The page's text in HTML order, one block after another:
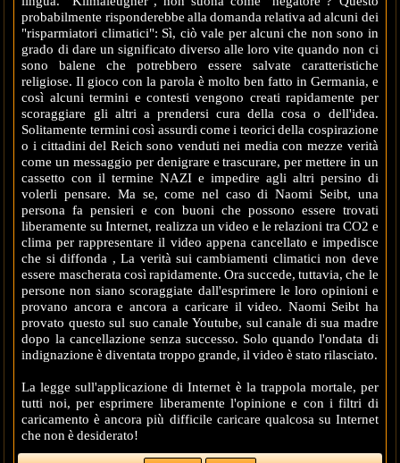
probabilmente risponderebbe alla domanda relativa ad alcuni dei
"risparmiatori climatici": Sì, ciò vale per alcuni che non sono in
grado di dare un significato diverso alle loro vite quando non ci
sono balene che potrebbero essere salvate caratteristiche
religiose. Il gioco con la parola è molto ben fatto in Germania, e
così alcuni termini e contesti vengono creati rapidamente per
scoraggiare gli altri a prendersi cura della cosa o dell'idea.
Solitamente termini così assurdi come i teorici della cospirazione
o i cittadini del Reich sono venduti nei media con mezze verità
come un messaggio per denigrare e trascurare, per mettere in un
cassetto con il termine NAZI e impedire agli altri persino di
volerli pensare. Ma se, come nel caso di Naomi Seibt, una
persona fa pensieri e con buoni che possono essere trovati
liberamente su Internet, realizza un video e le relazioni tra CO2 e
clima per rappresentare il video appena cancellato e impedisce
che si diffonda , La verità sui cambiamenti climatici non deve
essere mascherata così rapidamente. Ora succede, tuttavia, che le
persone non siano scoraggiate dall'esprimere le loro opinioni e
provano ancora e ancora a caricare il video. Naomi Seibt ha
provato questo sul suo canale Youtube, sul canale di sua madre
dopo la cancellazione senza successo. Solo quando l'ondata di
indignazione è diventata troppo grande, il video è stato rilasciato.
La legge sull'applicazione di Internet è la trappola mortale, per
tutti noi, per esprimere liberamente l'opinione e con i filtri di
caricamento è ancora più difficile caricare qualcosa su Internet
che non è desiderato!